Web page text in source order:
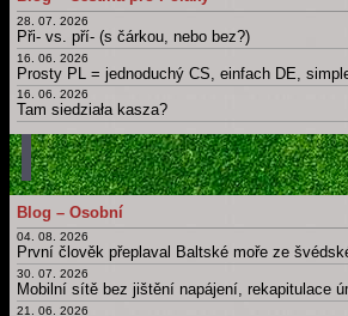
Dny, měsíce, roční období, části dne a další
Archiv novinek
Starší novinky
28. 07. 2026
Při- vs. pří- (s čárkou, nebo bez?)
16. 06. 2026
Prosty PL = jednoduchý CS, einfach DE,
16. 06. 2026
Tam siedziała kasza?
11. 06. 2026
Obchod
12. 05. 2026
Bit, byt, bít, být, byť; nabít, dobít, nabýt,
11. 05. 2026
Psát × píšu; číst × čtu: Migrujące "í".
Hlavní strana blogu
Všechny články
Blog – Osobní
04. 08. 2026
První člověk přeplaval Baltské moře ze
30. 07. 2026
Mobilní sítě bez jištění napájení, rekapitulace
21. 06. 2026